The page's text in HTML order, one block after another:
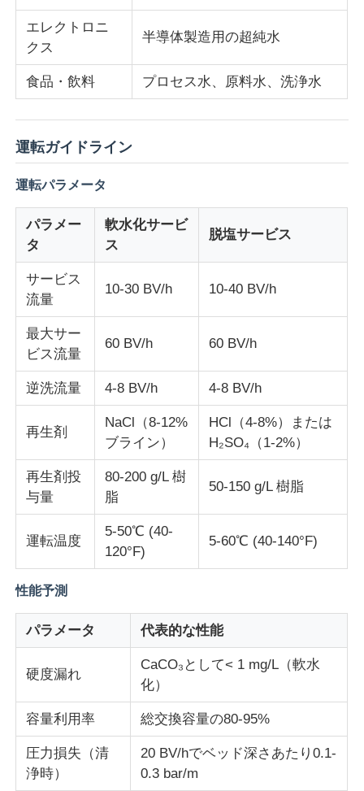
エレクトロニ
クス
半導体製造用の超純水
食品・飲料 プロセス水、原料水、洗浄水
運転ガイドライン
運転パラメータ
パラメー
タ
軟水化サービ
ス
脱塩サービス
サービス
流量
10-30 BV/h 10-40 BV/h
最大サー
ビス流量
60 BV/h 60 BV/h
逆洗流量 4-8 BV/h 4-8 BV/h
再生剤
NaCl（8-12%
ブライン）
HCl（4-8%）または
H₂SO₄（1-2%）
再生剤投
与量
80-200 g/L 樹
脂
50-150 g/L 樹脂
運転温度
5-50℃ (40-
120°F)
5-60℃ (40-140°F)
性能予測
パラメータ 代表的な性能
硬度漏れ
CaCO₃として< 1 mg/L（軟水
化）
容量利用率 総交換容量の80-95%
圧力損失（清
浄時）
20 BV/hでベッド深さあたり0.1-
0.3 bar/m